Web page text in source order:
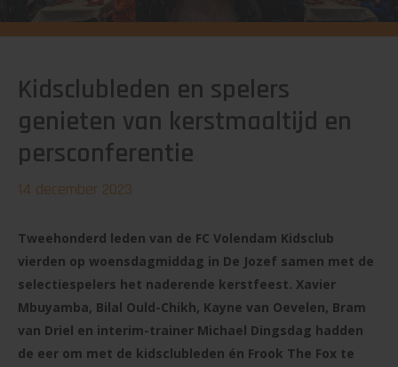
Kidsclubleden en spelers
genieten van kerstmaaltijd en
persconferentie
14 december 2023
Tweehonderd leden van de FC Volendam Kidsclub
vierden op woensdagmiddag in De Jozef samen met de
selectiespelers het naderende kerstfeest. Xavier
Mbuyamba, Bilal Ould-Chikh, Kayne van Oevelen, Bram
van Driel en interim-trainer Michael Dingsdag hadden
de eer om met de kidsclubleden én Frook The Fox te